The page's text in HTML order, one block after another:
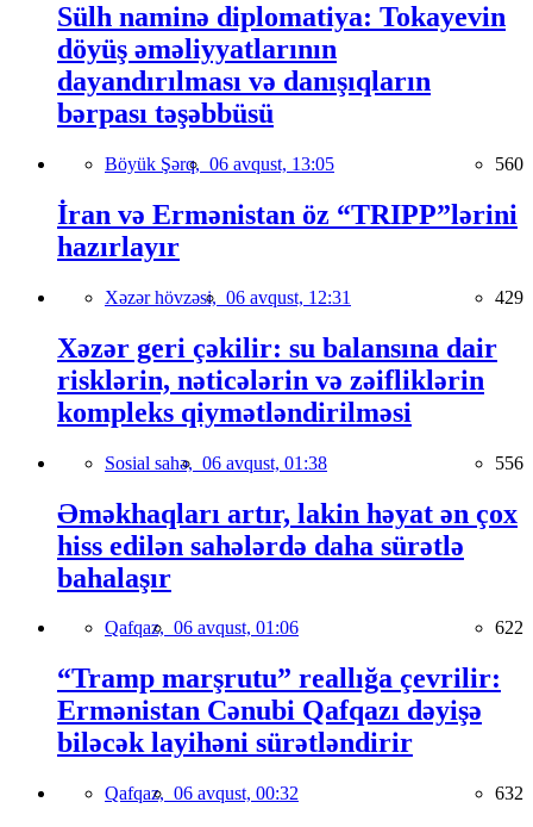
Sülh naminə diplomatiya: Tokayevin
döyüş əməliyyatlarının
dayandırılması və danışıqların
bərpası təşəbbüsü
Böyük Şərq, 06 avqust, 13:05 560
İran və Ermənistan öz “TRIPP”lərini
hazırlayır
Xəzər hövzəsi, 06 avqust, 12:31 429
Xəzər geri çəkilir: su balansına dair
risklərin, nəticələrin və zəifliklərin
kompleks qiymətləndirilməsi
Sosial sahə, 06 avqust, 01:38 556
Əməkhaqları artır, lakin həyat ən çox
hiss edilən sahələrdə daha sürətlə
bahalaşır
Qafqaz, 06 avqust, 01:06 622
“Tramp marşrutu” reallığa çevrilir:
Ermənistan Cənubi Qafqazı dəyişə
biləcək layihəni sürətləndirir
Qafqaz, 06 avqust, 00:32 632